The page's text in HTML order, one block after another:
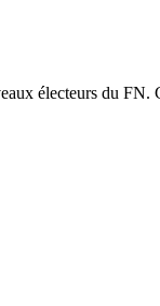
électeurs du